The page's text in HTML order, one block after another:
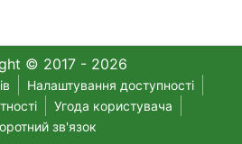
© 2017 - 2026
Налаштування доступності
Угода користувача
зв'язок